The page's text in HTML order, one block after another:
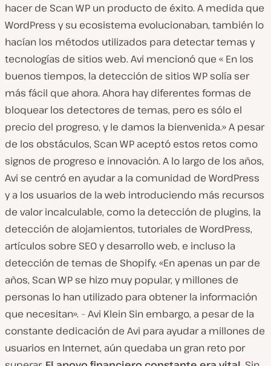
hacer de Scan WP un producto de éxito. A medida que
WordPress y su ecosistema evolucionaban, también lo
hacían los métodos utilizados para detectar temas y
tecnologías de sitios web. Avi mencionó que « En los
buenos tiempos, la detección de sitios WP solía ser
más fácil que ahora. Ahora hay diferentes formas de
bloquear los detectores de temas, pero es sólo el
precio del progreso, y le damos la bienvenida.» A pesar
de los obstáculos, Scan WP aceptó estos retos como
signos de progreso e innovación. A lo largo de los años,
Avi se centró en ayudar a la comunidad de WordPress
y a los usuarios de la web introduciendo más recursos
de valor incalculable, como la detección de plugins, la
detección de alojamientos, tutoriales de WordPress,
artículos sobre SEO y desarrollo web, e incluso la
detección de temas de Shopify. «En apenas un par de
años, Scan WP se hizo muy popular, y millones de
personas lo han utilizado para obtener la información
que necesitan». – Avi Klein Sin embargo, a pesar de la
constante dedicación de Avi para ayudar a millones de
usuarios en Internet, aún quedaba un gran reto por